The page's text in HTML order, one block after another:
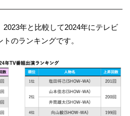
2023年と比較して2024年にテレビ
のランキングです。